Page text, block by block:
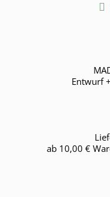

Entwurf
ab 10,00 €